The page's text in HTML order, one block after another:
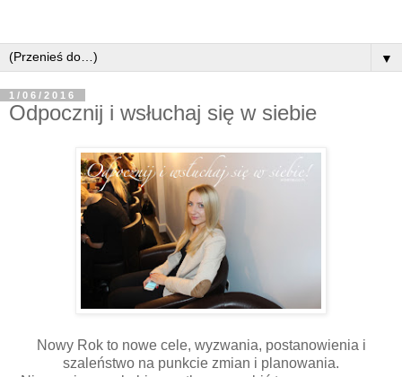
▼
1/06/2016
Odpocznij i wsłuchaj się w siebie
Nowy Rok to nowe cele, wyzwania, postanowienia i
szaleństwo na punkcie zmian i planowania.